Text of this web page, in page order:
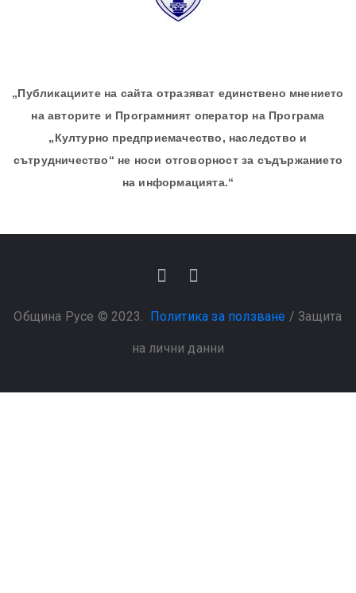
„Публикациите на сайта отразяват единствено мнението
на авторите и Програмният оператор на Програма
„Културно предприемачество, наследство и
сътрудничество“ не носи отговорност за съдържанието
на информацията.“
Община Русе © 2023. Политика за ползване / Защита
на лични данни